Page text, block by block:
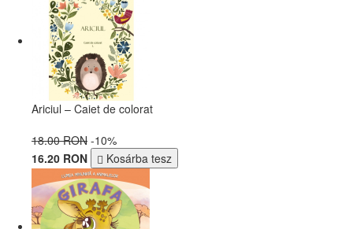
Ariciul – Caiet de colorat
18.00 RON -10%
16.20 RON
Kosárba tesz